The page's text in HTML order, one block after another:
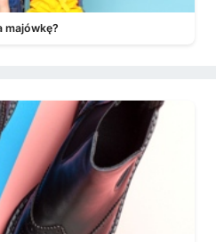
majówkę?